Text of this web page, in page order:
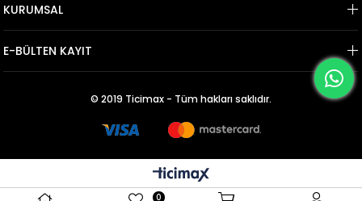
KURUMSAL
E-BÜLTEN KAYIT
© 2019 Ticimax - Tüm hakları saklıdır.
0